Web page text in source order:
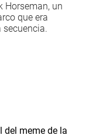
Horseman, un
que era